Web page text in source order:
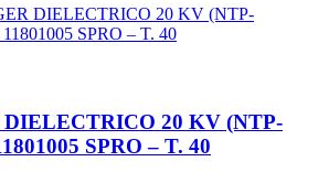
20 KV (NTP-
SPRO – T. 40